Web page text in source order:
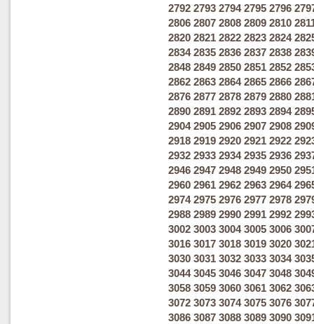
2792 2793 2794 2795 2796
2806 2807 2808 2809 2810
2820 2821 2822 2823 2824
2834 2835 2836 2837 2838
2848 2849 2850 2851 2852
2862 2863 2864 2865 2866
2876 2877 2878 2879 2880
2890 2891 2892 2893 2894
2904 2905 2906 2907 2908
2918 2919 2920 2921 2922
2932 2933 2934 2935 2936
2946 2947 2948 2949 2950
2960 2961 2962 2963 2964
2974 2975 2976 2977 2978
2988 2989 2990 2991 2992
3002 3003 3004 3005 3006
3016 3017 3018 3019 3020
3030 3031 3032 3033 3034
3044 3045 3046 3047 3048
3058 3059 3060 3061 3062
3072 3073 3074 3075 3076
3086 3087 3088 3089 3090